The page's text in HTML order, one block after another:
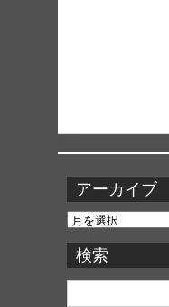
アーカイブ
ア
カ
イ
ブ
検索
検